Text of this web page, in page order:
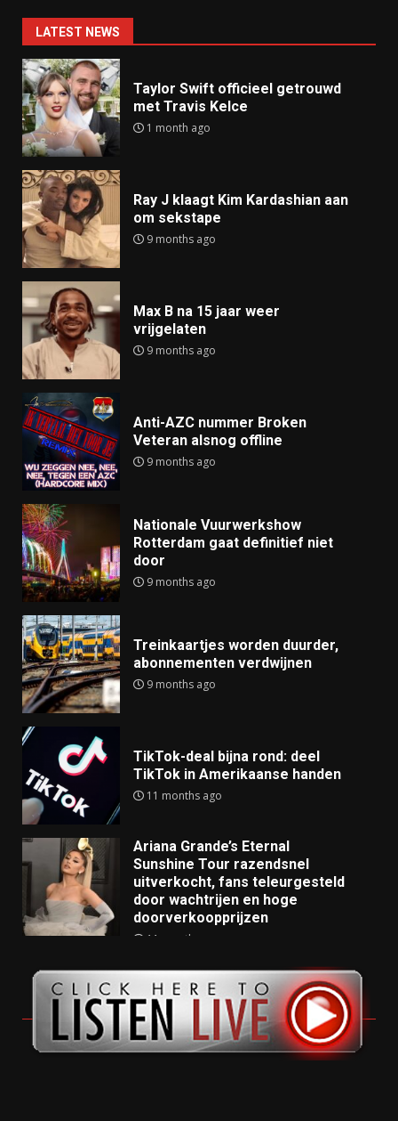
LATEST NEWS
Taylor Swift officieel getrouwd
met Travis Kelce
1 month ago
Ray J klaagt Kim Kardashian aan
om sekstape
9 months ago
Max B na 15 jaar weer
vrijgelaten
9 months ago
Anti-AZC nummer Broken
Veteran alsnog offline
9 months ago
Nationale Vuurwerkshow
Rotterdam gaat definitief niet
door
9 months ago
Treinkaartjes worden duurder,
abonnementen verdwijnen
9 months ago
TikTok-deal bijna rond: deel
TikTok in Amerikaanse handen
11 months ago
Ariana Grande’s Eternal
Sunshine Tour razendsnel
uitverkocht, fans teleurgesteld
door wachtrijen en hoge
doorverkoopprijzen
11 months ago